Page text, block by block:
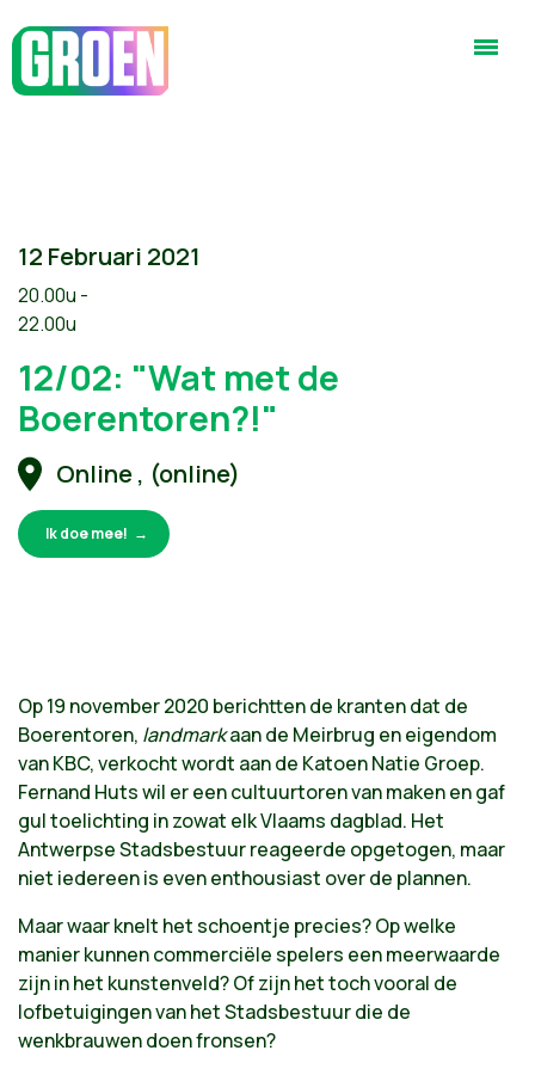
12 Februari 2021
20.00u -
22.00u
12/02: "Wat met de
Boerentoren?!"
Online , (online)
Ik doe mee!
Op 19 november 2020 berichtten de kranten dat de
Boerentoren, landmarkaan de Meirbrug en eigendom
van KBC, verkocht wordt aan de Katoen Natie Groep.
Fernand Huts wil er een cultuurtoren van maken en gaf
gul toelichting in zowat elk Vlaams dagblad. Het
Antwerpse Stadsbestuur reageerde opgetogen, maar
niet iedereen is even enthousiast over de plannen.
Maar waar knelt het schoentje precies? Op welke
manier kunnen commerciële spelers een meerwaarde
zijn in het kunstenveld? Of zijn het toch vooral de
lofbetuigingen van het Stadsbestuur die de
wenkbrauwen doen fronsen?